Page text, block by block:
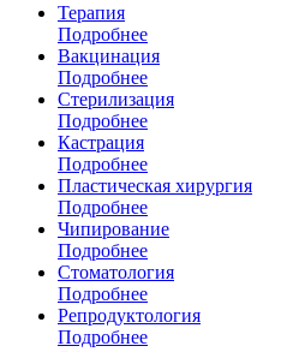
Терапия
Подробнее
Вакцинация
Подробнее
Стерилизация
Подробнее
Кастрация
Подробнее
Пластическая хирургия
Подробнее
Чипирование
Подробнее
Стоматология
Подробнее
Репродуктология
Подробнее